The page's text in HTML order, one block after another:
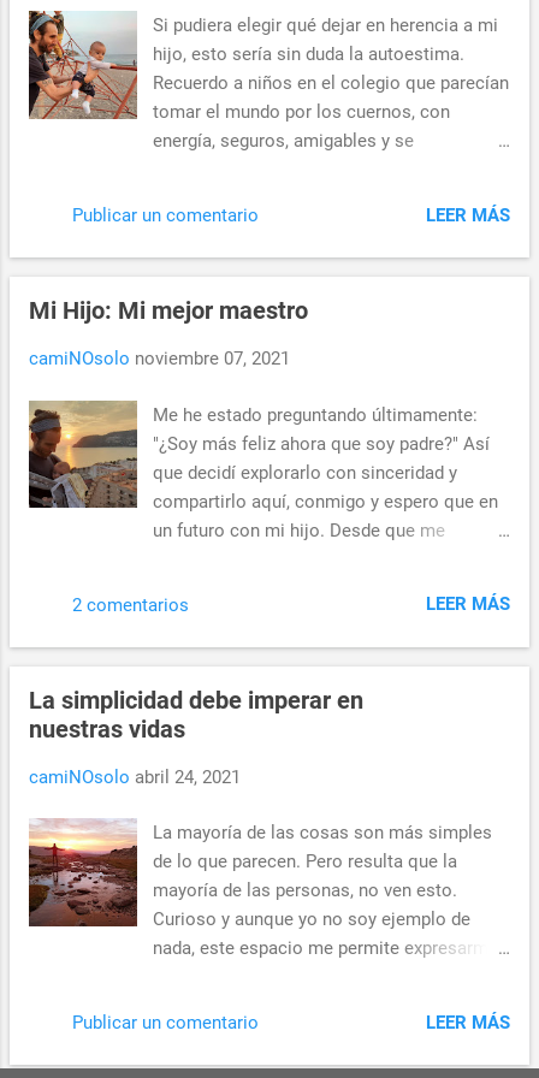
siempre, predicó con el ejemplo. Eso no
significa que no haya participado en mi
educación o que me haya querido menos.
Ha sido una persona que siempre ha
intentado que sus acciones hablen por él,
puede conducir el trabajo duro, la
un hijo, cosas que no comprendía cuando
Si pudiera elegir qué dejar en herencia a mi
hijo, esto sería sin duda la autoestima.
Recuerdo a niños en el colegio que parecían
tomar el mundo por los cuernos, con
energía, seguros, amigables y se
transmitían cansancio, derrotados, como si
carecieran de carisma, dudaban al tomar
miedo a equivocarse. Rosenberg en 1965
una disposición que posee una persona y
valor. Coopersmith en 1967, la definía como
un conjunto de cualidades que un individuo
observa dentro de sí mismo. De cualquier
forma, la autoestima aparece cuando una
persona comienza a apreciar y valorar
resultado de una evaluación hacia el yo más
ideas y pensamientos, así como la
profundidad de la confianza
Publicar un comentario LEER MÁS
Mi Hijo: Mi mejor maestro
camiNOsolo noviembre 07, 2021
Me he estado preguntando últimamente:
"¿Soy más feliz ahora que soy padre?" Así
que decidí explorarlo con sinceridad y
compartirlo aquí, conmigo y espero que en
un futuro con mi hijo. Desde que me
solicitados, o recuerdos empaquetadas
como consejos, de padres de niños
narrativas parecen entrar en conflicto entre
sí, dependiendo de quién esté repartiendo la
me he dado cuenta de un aumento de
pregunta, a gran escala, de "¿Quién es más
feliz: las personas con hijos o las personas
sin ellos?". He tenido tiempo suficiente para
comprender que los estudios que buscan
agrupar a millones de personas muy
declaraciones categóricas sobre sus
2 comentarios LEER MÁS
La simplicidad debe imperar en
nuestras vidas
camiNOsolo abril 24, 2021
La mayoría de las cosas son más simples
de lo que parecen. Pero resulta que la
mayoría de las personas, no ven esto.
Curioso y aunque yo no soy ejemplo de
nada, este espacio me permite expresarme
me rodea. He llegado a la conclusión de
que la razón por la que las personas
Publicar un comentario LEER MÁS